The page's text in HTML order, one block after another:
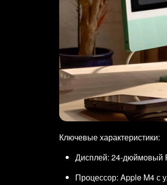
Ключевые характеристики:
Дисплей: 24‑дюймовый
Процессор: Apple M4 с